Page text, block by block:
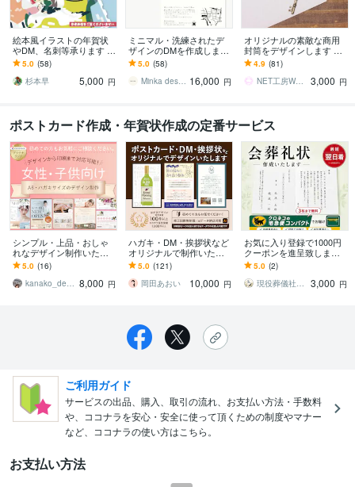
絵本風イラストの年賀状
やDM、名刺等承ります 制
作実績多数！印刷データ
ともに作成可能です
5.0 (58)
杉本早
5,000 円
ミニマル・洗練されたデ
ザインのDMを作成します
イベントやお店の開業案
内をご検討の方へ 印刷
もお受け可能です
5.0 (58)
Minka design 16,000 円
オリジナルの素敵な商用
封筒をデザインします 高
品質でオシャレなオリジ
ナル商用封筒デザインを
格安に
4.9 (81)
NET工房WooPaa
3,000 円
ポストカード作成・年賀状作成の定番サービス
シンプル・上品・おしゃ
れなデザイン制作いたし
ます 印刷まで対応可！初
めての方大歓迎＾＾美容
室・サロン・ジム等
5.0 (16)
kanako_design✴︎ 8,000 円
ハガキ・DM・挨拶状など
オリジナルで制作いたし
ます 印刷のサポートも可
能です。不慣れな方も気
軽にお問合わせ下さい
5.0 (121)
岡田あおい
10,000 円
お気に入り登録で1000円
クーポンを進呈致します
文面・台紙・配送方法ま
で選べる会葬礼状を丁寧
にお作りします。
5.0 (2)
現役葬儀社員の会葬礼状
3,000 円
ご利用ガイド
サービスの出品、購入、取引の流れ、お支払い方法・手数料
や、ココナラを安心・安全に使って頂くための制度やマナー
など、ココナラの使い方はこちら。
お支払い方法